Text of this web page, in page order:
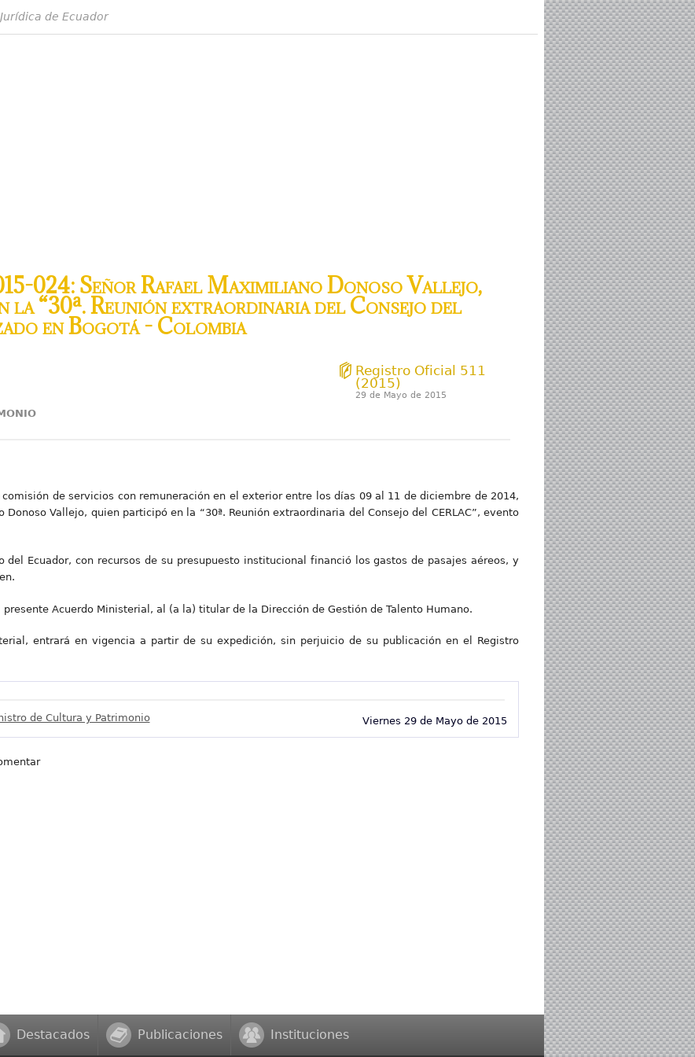
de Ecuador
024: Señor Rafael Maximiliano Donoso Vallejo,
la “30ª. Reunión extraordinaria del Consejo del
en Bogotá - Colombia
Registro Oficial 511
(2015)
29 de Mayo de 2015
de servicios con remuneración en el exterior entre los días 09 al 11 de diciembre de 2014,
Vallejo, quien participó en la “30ª. Reunión extraordinaria del Consejo del CERLAC”, evento
del Ecuador, con recursos de su presupuesto institucional financió los gastos de pasajes aéreos, y
presente Acuerdo Ministerial, al (a la) titular de la Dirección de Gestión de Talento Humano.
entrará en vigencia a partir de su expedición, sin perjuicio de su publicación en el Registro
Viernes 29 de Mayo de 2015
de Cultura y Patrimonio
Destacados Publicaciones Instituciones